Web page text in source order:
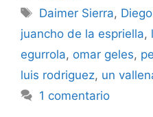
Daimer Sierra,
juancho de la espriella,
egurrola, omar geles,
luis rodriguez, un
1 comentario